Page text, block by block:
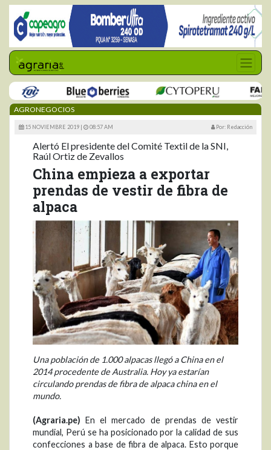
AGRONEGOCIOS
15 NOVIEMBRE 2019 | 08:57 AM Por: Redacción
Alertó El presidente del Comité Textil de la SNI,
Raúl Ortiz de Zevallos
China empieza a exportar
prendas de vestir de fibra de
alpaca
Una población de 1.000 alpacas llegó a China en el
2014 procedente de Australia. Hoy ya estarían
circulando prendas de fibra de alpaca china en el
mundo.
(Agraria.pe) En el mercado de prendas de vestir
mundial, Perú se ha posicionado por la calidad de sus
confecciones a base de fibra de alpaca. Esto porque